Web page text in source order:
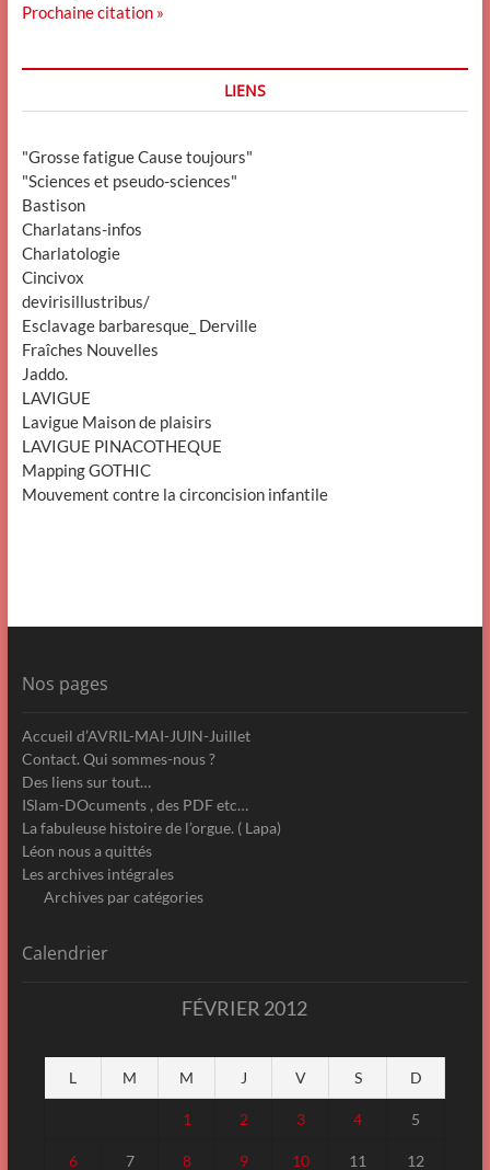
Prochaine citation »
LIENS
"Grosse fatigue Cause toujours"
"Sciences et pseudo-sciences"
Bastison
Charlatans-infos
Charlatologie
Cincivox
devirisillustribus/
Esclavage barbaresque_ Derville
Fraîches Nouvelles
Jaddo.
LAVIGUE
Lavigue Maison de plaisirs
LAVIGUE PINACOTHEQUE
Mapping GOTHIC
Mouvement contre la circoncision infantile
Nos pages
Accueil d’AVRIL-MAI-JUIN-Juillet
Contact. Qui sommes-nous ?
Des liens sur tout…
ISlam-DOcuments , des PDF etc…
La fabuleuse histoire de l’orgue. ( Lapa)
Léon nous a quittés
Les archives intégrales
Archives par catégories
Calendrier
FÉVRIER 2012
L M M J V S D
1 2 3 4 5
6 7 8 9 10 11 12